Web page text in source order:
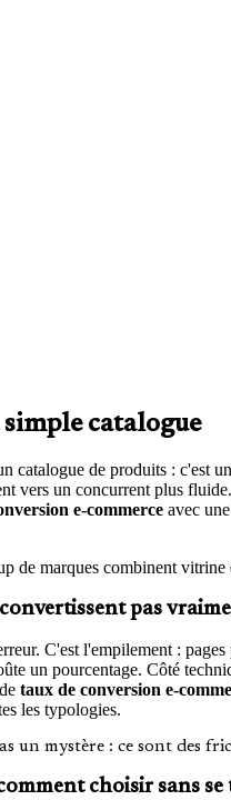
simple catalogue
catalogue de produits : c'est
vers un concurrent plus
e-commerce avec une
de marques combinent
pas
C'est l'empilement :
un pourcentage. Côté
taux de conversion e-
les typologies.
un mystère : ce sont des
choisir sans